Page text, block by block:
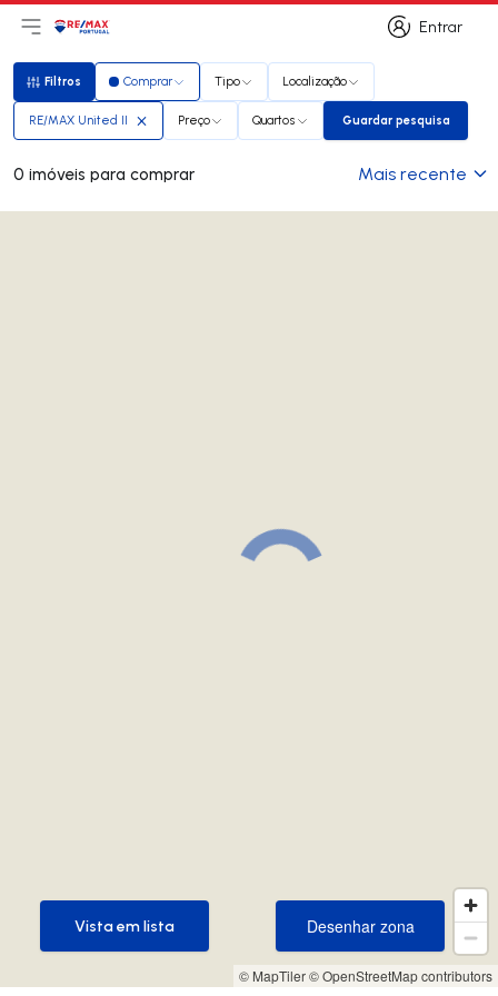
Entrar
Entrar
Abri menu principal
LogoIr para página inicial
Filtros
Filtros Comprar Tipo Localização
RE/MAX United II Preço Quartos Guardar
Guardar pesquisa
0 imóveis para comprar Mais recente
© MapTiler© OpenStreetMap contributors
Desenhar zona
Desenhar zona
Vista em lista
Vista em lista